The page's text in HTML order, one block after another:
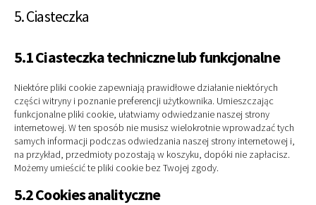
5. Ciasteczka
5.1 Ciasteczka techniczne lub funkcjonalne
Niektóre pliki cookie zapewniają prawidłowe działanie niektórych
części witryny i poznanie preferencji użytkownika. Umieszczając
funkcjonalne pliki cookie, ułatwiamy odwiedzanie naszej strony
internetowej. W ten sposób nie musisz wielokrotnie wprowadzać tych
samych informacji podczas odwiedzania naszej strony internetowej i,
na przykład, przedmioty pozostają w koszyku, dopóki nie zapłacisz.
Możemy umieścić te pliki cookie bez Twojej zgody.
5.2 Cookies analityczne